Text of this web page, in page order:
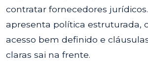
contratar fornecedores
apresenta política estruturada,
acesso bem definido e
claras sai na frente.